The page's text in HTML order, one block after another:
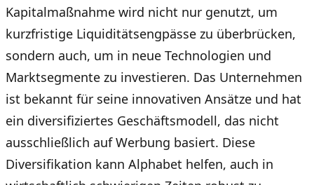
Kapitalmaßnahme wird nicht nur genutzt, um
kurzfristige Liquiditätsengpässe zu überbrücken,
sondern auch, um in neue Technologien und
Marktsegmente zu investieren. Das Unternehmen
ist bekannt für seine innovativen Ansätze und hat
ein diversifiziertes Geschäftsmodell, das nicht
ausschließlich auf Werbung basiert. Diese
Diversifikation kann Alphabet helfen, auch in